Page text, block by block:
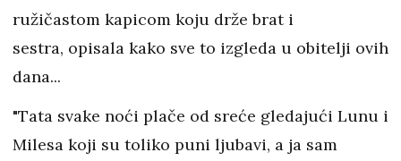
ružičastom kapicom koju drže brat i
sestra, opisala kako sve to izgleda u obitelji ovih
dana...
"Tata svake noći plače od sreće gledajući Lunu i
Milesa koji su toliko puni ljubavi, a ja sam